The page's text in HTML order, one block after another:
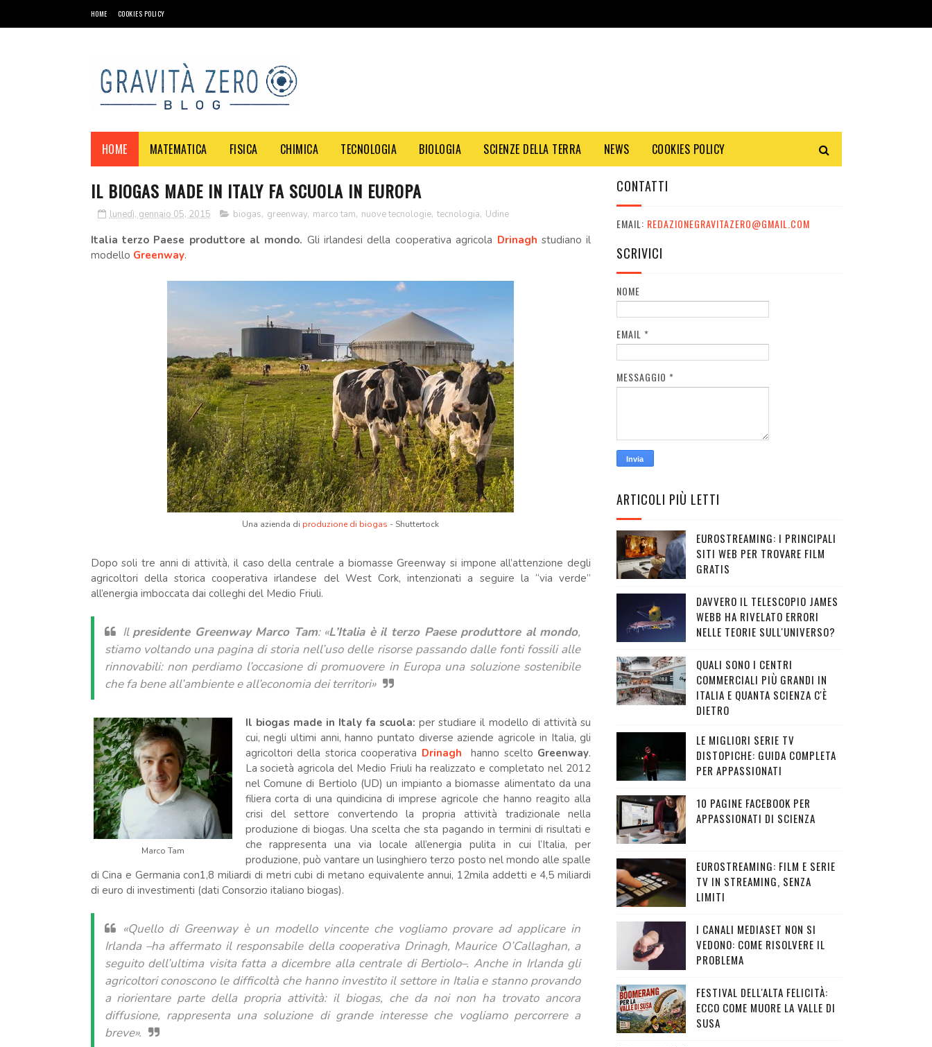
HOME COOKIES POLICY
HOME MATEMATICA FISICA CHIMICA TECNOLOGIA BIOLOGIA SCIENZE DELLA TERRA NEWS COOKIES POLICY
IL BIOGAS MADE IN ITALY FA SCUOLA IN EUROPA
lunedì, gennaio 05, 2015 biogas, greenway, marco tam, nuove tecnologie, tecnologia, Udine
Italia terzo Paese produttore al mondo. Gli irlandesi della cooperativa agricola Drinagh studiano il
modello Greenway.
Una azienda di produzione di biogas - Shuttertock
Dopo soli tre anni di attività, il caso della centrale a biomasse Greenway si impone all’attenzione degli
agricoltori della storica cooperativa irlandese del West Cork, intenzionati a seguire la “via verde”
all’energia imboccata dai colleghi del Medio Friuli.
Il presidente Greenway Marco Tam:«L’Italia è il terzo Paese produttore al mondo,
stiamo voltando una pagina di storia nell’uso delle risorse passando dalle fonti fossili alle
rinnovabili: non perdiamo l’occasione di promuovere in Europa una soluzione sostenibile
che fa bene all’ambiente e all’economia dei territori»
Marco Tam
Il biogas made in Italy fa scuola: per studiare il modello di attività su
cui, negli ultimi anni, hanno puntato diverse aziende agricole in Italia, gli
agricoltori della storica cooperativa Drinagh hanno scelto Greenway.
La società agricola del Medio Friuli ha realizzato e completato nel 2012
nel Comune di Bertiolo (UD) un impianto a biomasse alimentato da una
filiera corta di una quindicina di imprese agricole che hanno reagito alla
crisi del settore convertendo la propria attività tradizionale nella
produzione di biogas. Una scelta che sta pagando in termini di risultati e
che rappresenta una via locale all’energia pulita in cui l’Italia, per
produzione, può vantare un lusinghiero terzo posto nel mondo alle spalle
di Cina e Germania con1,8 miliardi di metri cubi di metano equivalente annui, 12mila addetti e 4,5 miliardi
di euro di investimenti (dati Consorzio italiano biogas).
«Quello di Greenway è un modello vincente che vogliamo provare ad applicare in
Irlanda –ha affermato il responsabile della cooperativa Drinagh, Maurice O’Callaghan, a
seguito dell’ultima visita fatta a dicembre alla centrale di Bertiolo–. Anche in Irlanda gli
agricoltori conoscono le difficoltà che hanno investito il settore in Italia e stanno provando
a riorientare parte della propria attività: il biogas, che da noi non ha trovato ancora
diffusione, rappresenta una soluzione di grande interesse che vogliamo percorrere a
breve».
CONTATTI
EMAIL: REDAZIONEGRAVITAZERO@GMAIL.COM
SCRIVICI
NOME
EMAIL *
MESSAGGIO *
ARTICOLI PIÙ LETTI
EUROSTREAMING: I PRINCIPALI
SITI WEB PER TROVARE FILM
GRATIS
DAVVERO IL TELESCOPIO JAMES
WEBB HA RIVELATO ERRORI
NELLE TEORIE SULL'UNIVERSO?
QUALI SONO I CENTRI
COMMERCIALI PIÙ GRANDI IN
ITALIA E QUANTA SCIENZA C'È
DIETRO
LE MIGLIORI SERIE TV
DISTOPICHE: GUIDA COMPLETA
PER APPASSIONATI
10 PAGINE FACEBOOK PER
APPASSIONATI DI SCIENZA
EUROSTREAMING: FILM E SERIE
TV IN STREAMING, SENZA
LIMITI
I CANALI MEDIASET NON SI
VEDONO: COME RISOLVERE IL
PROBLEMA
FESTIVAL DELL'ALTA FELICITÀ:
ECCO COME MUORE LA VALLE DI
SUSA